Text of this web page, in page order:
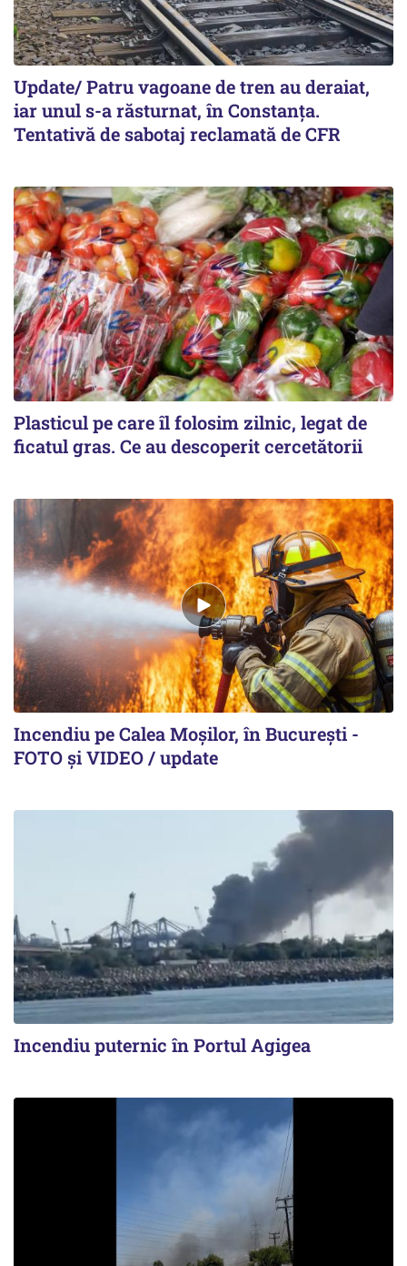
Update/ Patru vagoane de tren au deraiat,
iar unul s-a răsturnat, în Constanţa.
Tentativă de sabotaj reclamată de CFR
Plasticul pe care îl folosim zilnic, legat de
ficatul gras. Ce au descoperit cercetătorii
Incendiu pe Calea Moşilor, în Bucureşti -
FOTO şi VIDEO / update
Incendiu puternic în Portul Agigea